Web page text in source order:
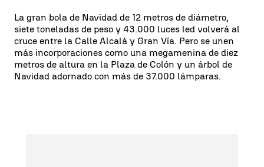
La gran bola de Navidad de 12 metros de diámetro,
siete toneladas de peso y 43.000 luces led volverá al
cruce entre la Calle Alcalá y Gran Vía. Pero se unen
más incorporaciones como una megamenina de diez
metros de altura en la Plaza de Colón y un árbol de
Navidad adornado con más de 37.000 lámparas.